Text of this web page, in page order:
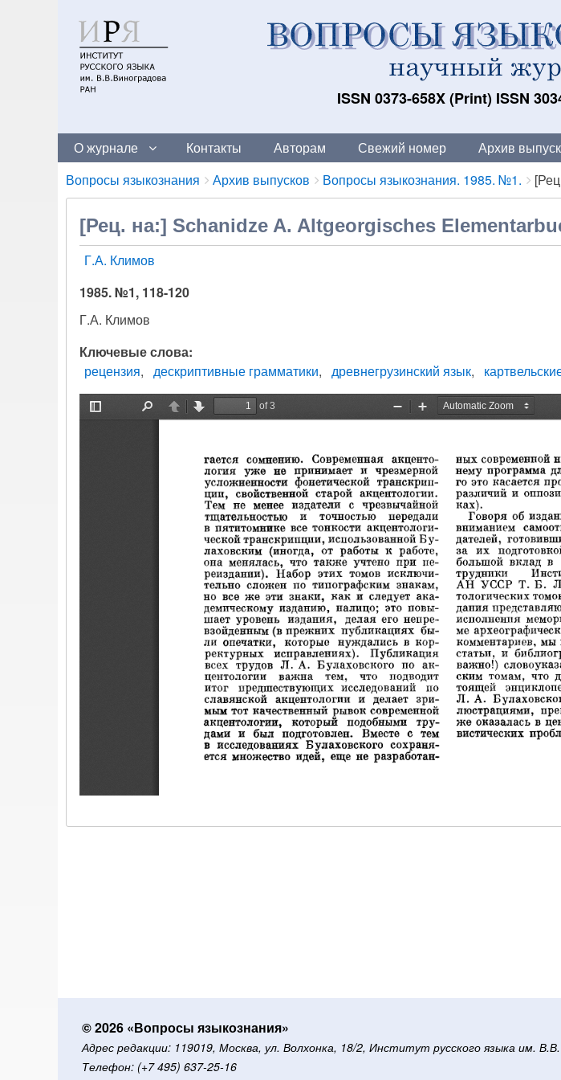
ISSN 0373-658X (Print) ISSN
О журнале Контакты Авторам Свежий номер Архив
Breadcrumbs
You
are
here:
Вопросы языкознания Архив выпусков Вопросы языкознания. 1985. №1.
[Рец. на:] Schanidze A. Altgeorgisches
Г.А. Климов
1985. №1, 118-120
Г.А. Климов
Ключевые слова
рецензия
дескриптивные грамматики древнегрузинский язык
© 2026 «Вопросы языкознания»
Адрес редакции: 119019, Москва, ул. Волхонка, 18/2, Институт русского языка им.
Телефон: (+7 495) 637-25-16